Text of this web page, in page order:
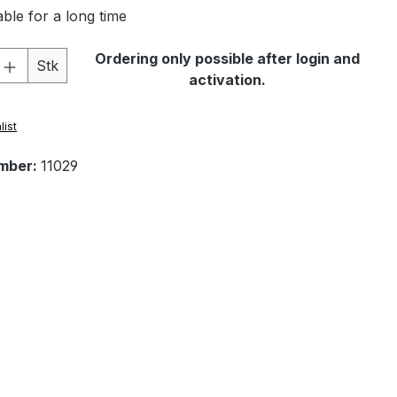
for a long time
Quantity: Enter the desired amount
Stk
Ordering only possible after login and
activation.
11029